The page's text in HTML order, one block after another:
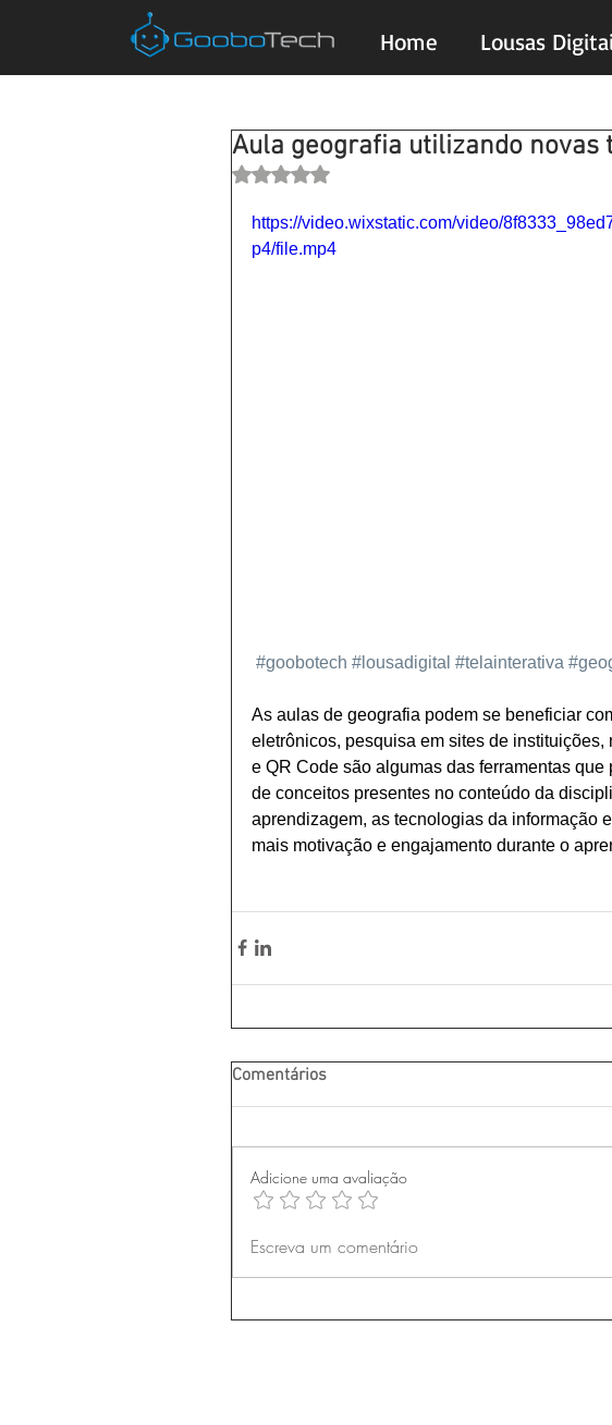
Home Lousas
Aula geografia utilizando novas
Avaliado com NaN de 5 estrelas.
https://video.wixstatic.com/video/
p4/file.mp4
#goobotech #lousadigital #telainterativa
As aulas de geografia podem se beneficiar
eletrônicos, pesquisa em sites de
e QR Code são algumas das ferramentas
de conceitos presentes no conteúdo da
aprendizagem, as tecnologias da informação
mais motivação e engajamento durante o
Comentários
Adicione uma avaliação
Escreva um comentário